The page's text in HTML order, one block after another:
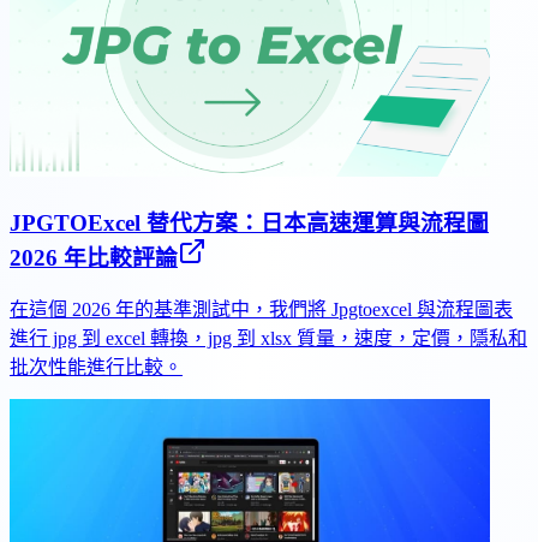
JPGTOExcel 替代方案：日本高速運算與流程圖
2026 年比較評論
在這個 2026 年的基準測試中，我們將 Jpgtoexcel 與流程圖表
進行 jpg 到 excel 轉換，jpg 到 xlsx 質量，速度，定價，隱私和
批次性能進行比較。